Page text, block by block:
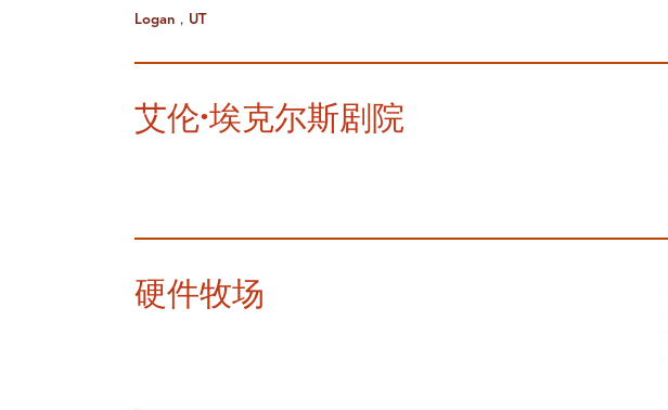
Logan，UT
艾伦·埃克尔斯剧院
硬件牧场